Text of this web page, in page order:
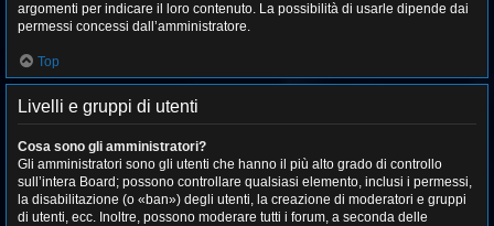
argomenti per indicare il loro contenuto. La possibilità di usarle dipende dai
permessi concessi dall’amministratore.
Top
Livelli e gruppi di utenti
Cosa sono gli amministratori?
Gli amministratori sono gli utenti che hanno il più alto grado di controllo
sull’intera Board; possono controllare qualsiasi elemento, inclusi i permessi,
la disabilitazione (o «ban») degli utenti, la creazione di moderatori e gruppi
di utenti, ecc. Inoltre, possono moderare tutti i forum, a seconda delle